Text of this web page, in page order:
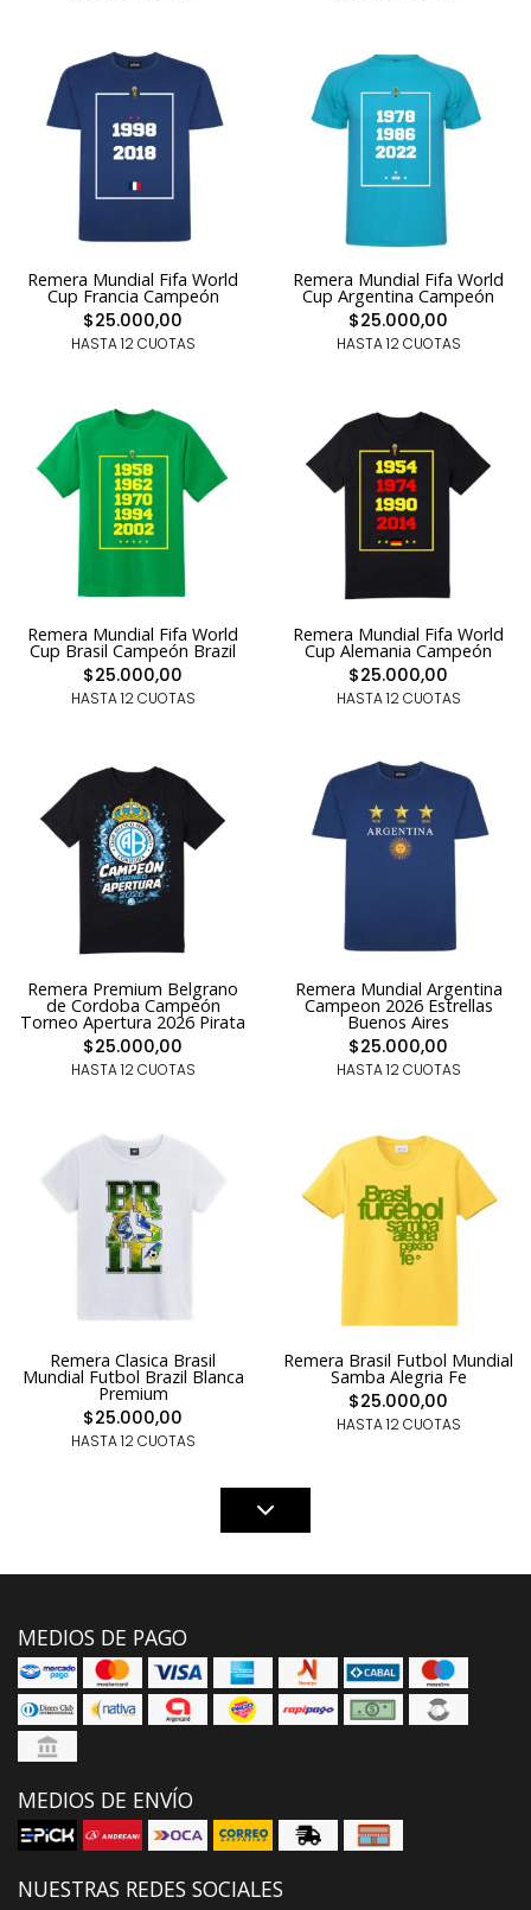
Remera Mundial Fifa World
Cup Francia Campeón
$25.000,00
HASTA 12 CUOTAS
Remera Mundial Fifa World
Cup Argentina Campeón
$25.000,00
HASTA 12 CUOTAS
Remera Mundial Fifa World
Cup Brasil Campeón Brazil
$25.000,00
HASTA 12 CUOTAS
Remera Mundial Fifa World
Cup Alemania Campeón
$25.000,00
HASTA 12 CUOTAS
Remera Premium Belgrano
de Cordoba Campeón
Torneo Apertura 2026 Pirata
$25.000,00
HASTA 12 CUOTAS
Remera Mundial Argentina
Campeon 2026 Estrellas
Buenos Aires
$25.000,00
HASTA 12 CUOTAS
Remera Clasica Brasil
Mundial Futbol Brazil Blanca
Premium
$25.000,00
HASTA 12 CUOTAS
Remera Brasil Futbol Mundial
Samba Alegria Fe
$25.000,00
HASTA 12 CUOTAS
MEDIOS DE PAGO
MEDIOS DE ENVÍO
NUESTRAS REDES SOCIALES